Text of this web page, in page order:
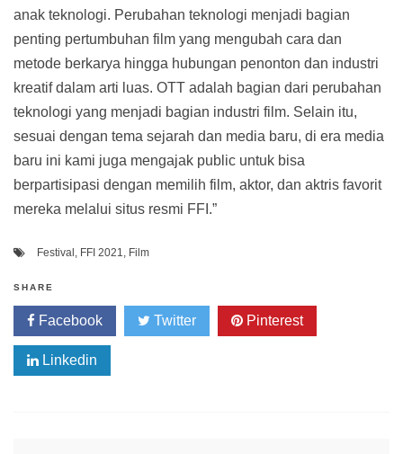
anak teknologi. Perubahan teknologi menjadi bagian
penting pertumbuhan film yang mengubah cara dan
metode berkarya hingga hubungan penonton dan industri
kreatif dalam arti luas. OTT adalah bagian dari perubahan
teknologi yang menjadi bagian industri film. Selain itu,
sesuai dengan tema sejarah dan media baru, di era media
baru ini kami juga mengajak public untuk bisa
berpartisipasi dengan memilih film, aktor, dan aktris favorit
mereka melalui situs resmi FFI.”
Festival , FFI 2021, Film
SHARE
Facebook Twitter Pinterest
Linkedin